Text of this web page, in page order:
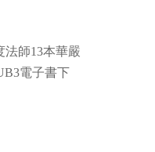
法師13本華嚴
電子書下